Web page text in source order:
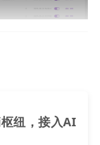
可以同时对多个
纽，接入AI